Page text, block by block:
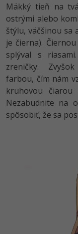
Mäkký tieň na
ostrými alebo
štýlu, väčšinou sa
je čierna).
splýval s
zreničky.
farbou, čím nám
kruhovou čiarou
Nezabudnite na
spôsobiť, že sa